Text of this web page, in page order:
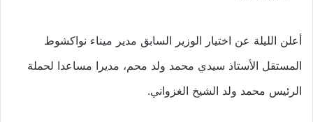
أعلن الليلة عن اختيار الوزير السابق مدير ميناء نواكشوط
المستقل الأستاذ سيدي محمد ولد محم، مديرا مساعدا لحملة
الرئيس محمد ولد الشيخ الغزواني.